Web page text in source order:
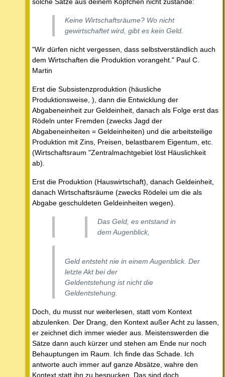
Keine Wirtschaftsräume? Wo nicht
gewirtschaftet wird, gibt es kein Geld.
"Wir dürfen nicht vergessen, dass selbstverständlich auch
dem Wirtschaften die Produktion vorangeht." Paul C.
Martin
Erst die Subsistenzproduktion (häusliche
Produktionsweise, ), dann die Entwicklung der
Abgabeneinheit zur Geldeinheit, danach als Folge erst das
Rödeln unter Fremden (zwecks Jagd der
Abgabeneinheiten = Geldeinheiten) und die arbeitsteilige
Produktion mit Zins, Preisen, belastbarem Eigentum, etc.
(Wirtschaftsraum "Zentralmachtgebiet löst Häuslichkeit
ab).
Erst die Produktion (Hauswirtschaft), danach Geldeinheit,
danach Wirtschaftsräume (zwecks Rödelei um die als
Abgabe geschuldeten Geldeinheiten wegen).
Das Geld, es entstand in
dem Augenblick,
Geld entsteht nie in einem Augenblick. Der
letzte Akt bei der
Geldentstehung ist nicht die
Geldentstehung.
Doch, du musst nur weiterlesen, statt vom Kontext
abzulenken. Der Drang, den Kontext außer Acht zu lassen,
er zeichnet dich immer wieder aus. Meistenswerden die
Sätze dann auch kürzer und stehen am Ende nur noch
Behauptungen im Raum. Ich finde das Schade. Ich
antworte auch immer auf ganze Absätze, wahre den
Kontext statt ihn zu bespucken. Das sind doch